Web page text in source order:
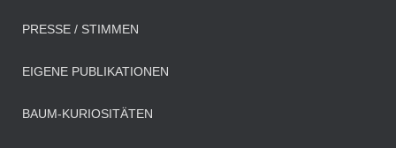
PRESSE / STIMMEN
EIGENE PUBLIKATIONEN
BAUM-KURIOSITÄTEN